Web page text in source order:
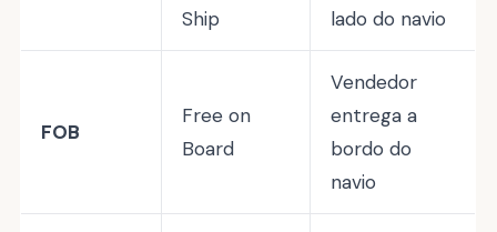
Ship
lado do navio
FOB
Free on
Board
Vendedor
entrega a
bordo do
navio